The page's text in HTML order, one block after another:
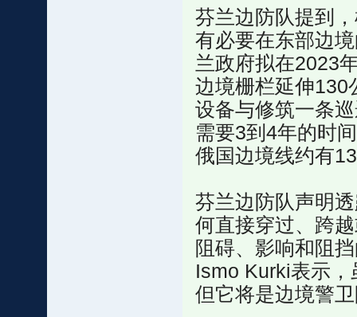
芬兰边防队提到
有必要在东部边
兰政府拟在2023
边境栅栏延伸130
设备与修筑一条
需要3到4年的时
俄国边境线约有
芬兰边防队声明
何直接穿过、跨
阻碍、影响和阻
Ismo Kurki表示
但它将是边境警